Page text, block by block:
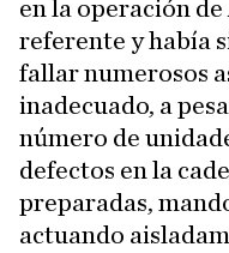
en la operación
referente y había
fallar numerosos
inadecuado, a
número de
defectos en la
preparadas,
actuando